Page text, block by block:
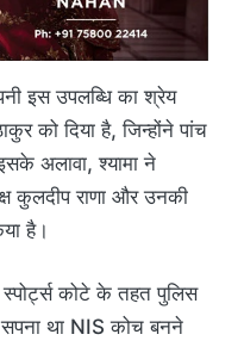
इस उपलब्धि का श्रेय
को दिया है, जिन्होंने पांच
अलावा, श्यामा ने
कुलदीप राणा और उनकी
है।
कोटे के तहत पुलिस
था NIS कोच बनने